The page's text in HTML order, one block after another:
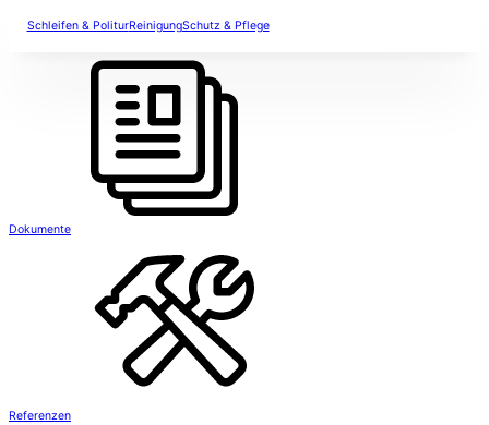
Schleifen & PoliturReinigungSchutz & Pflege
Dokumente
Referenzen